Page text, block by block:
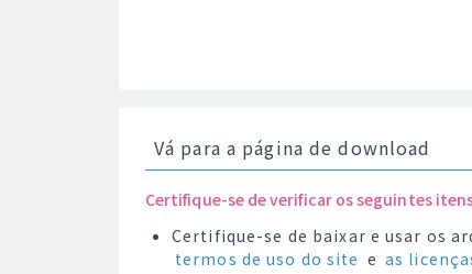
Vá para a página de download
Certifique-se de verificar os seguintes
Certifique-se de baixar e usar os
termos de uso do site e as